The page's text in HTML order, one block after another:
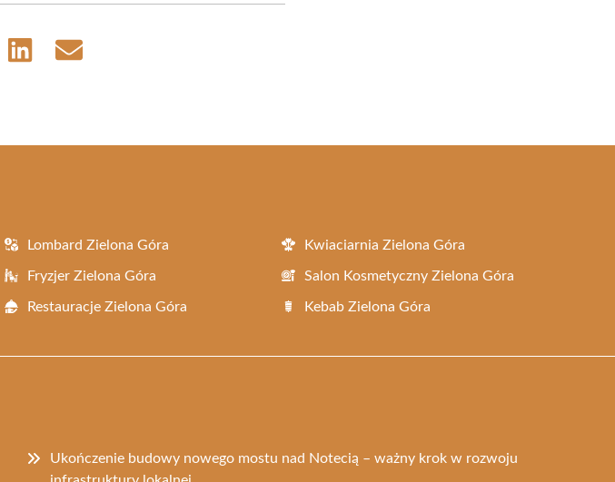
Share
Share
Lombard Zielona Góra Kwiaciarnia Zielona Góra
Fryzjer Zielona Góra Salon Kosmetyczny Zielona Góra
Restauracje Zielona Góra Kebab Zielona Góra
Ukończenie budowy nowego mostu nad Notecią – ważny krok w rozwoju